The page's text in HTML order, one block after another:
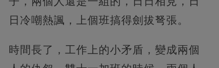
日冷嘲熱諷，上個班搞得劍拔弩張。
時間長了，工作上的小矛盾，變成兩個